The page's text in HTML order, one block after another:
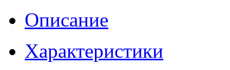
Описание
Характеристики